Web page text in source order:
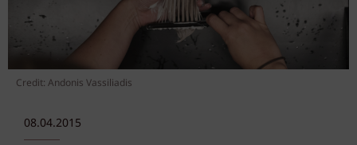
Credit: Andonis Vassiliadis
08.04.2015